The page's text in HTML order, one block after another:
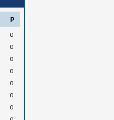
P
0
0
0
0
0
0
0